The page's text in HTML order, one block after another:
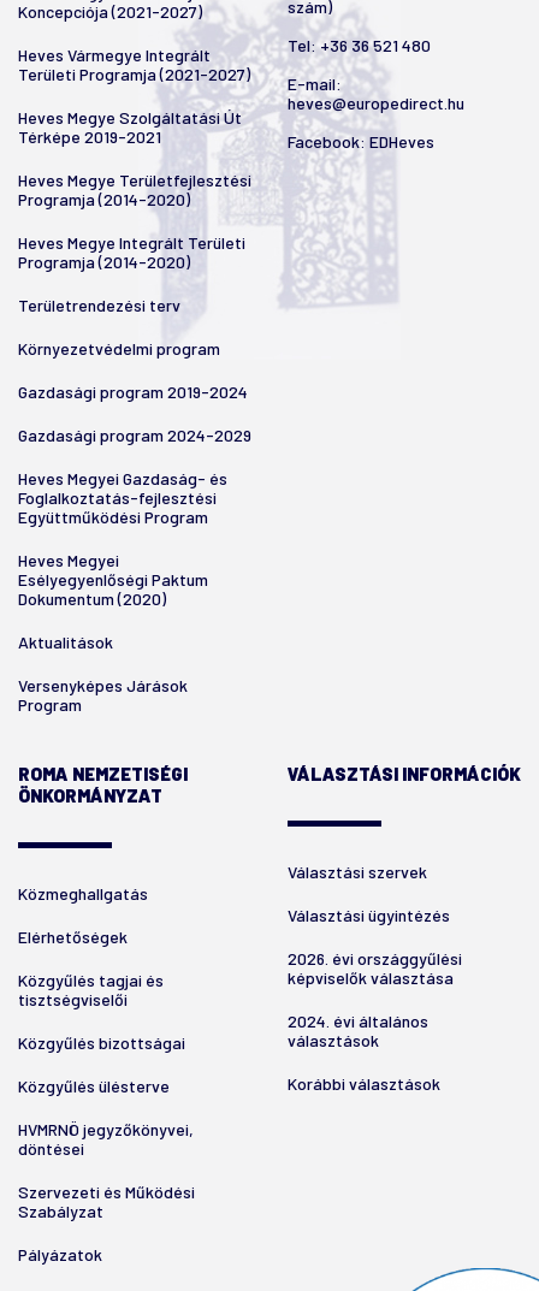
Koncepciója (2021-2027)
Heves Vármegye Integrált
Területi Programja (2021-2027)
Heves Megye Szolgáltatási Út
Térképe 2019-2021
Heves Megye Területfejlesztési
Programja (2014-2020)
Heves Megye Integrált Területi
Programja (2014-2020)
Területrendezési terv
Környezetvédelmi program
Gazdasági program 2019-2024
Gazdasági program 2024-2029
Heves Megyei Gazdaság- és
Foglalkoztatás-fejlesztési
Együttműködési Program
Heves Megyei
Esélyegyenlőségi Paktum
Dokumentum (2020)
Aktualitások
Versenyképes Járások
Program
szám)
Tel:+36 36 521 480
E-mail:
heves@europedirect.hu
Facebook: EDHeves
ROMA NEMZETISÉGI
ÖNKORMÁNYZAT
Közmeghallgatás
Elérhetőségek
Közgyűlés tagjai és
tisztségviselői
Közgyűlés bizottságai
Közgyűlés ülésterve
HVMRNÖ jegyzőkönyvei,
döntései
Szervezeti és Működési
Szabályzat
Pályázatok
VÁLASZTÁSI INFORMÁCIÓK
Választási szervek
Választási ügyintézés
2026. évi országgyűlési
képviselők választása
2024. évi általános
választások
Korábbi választások